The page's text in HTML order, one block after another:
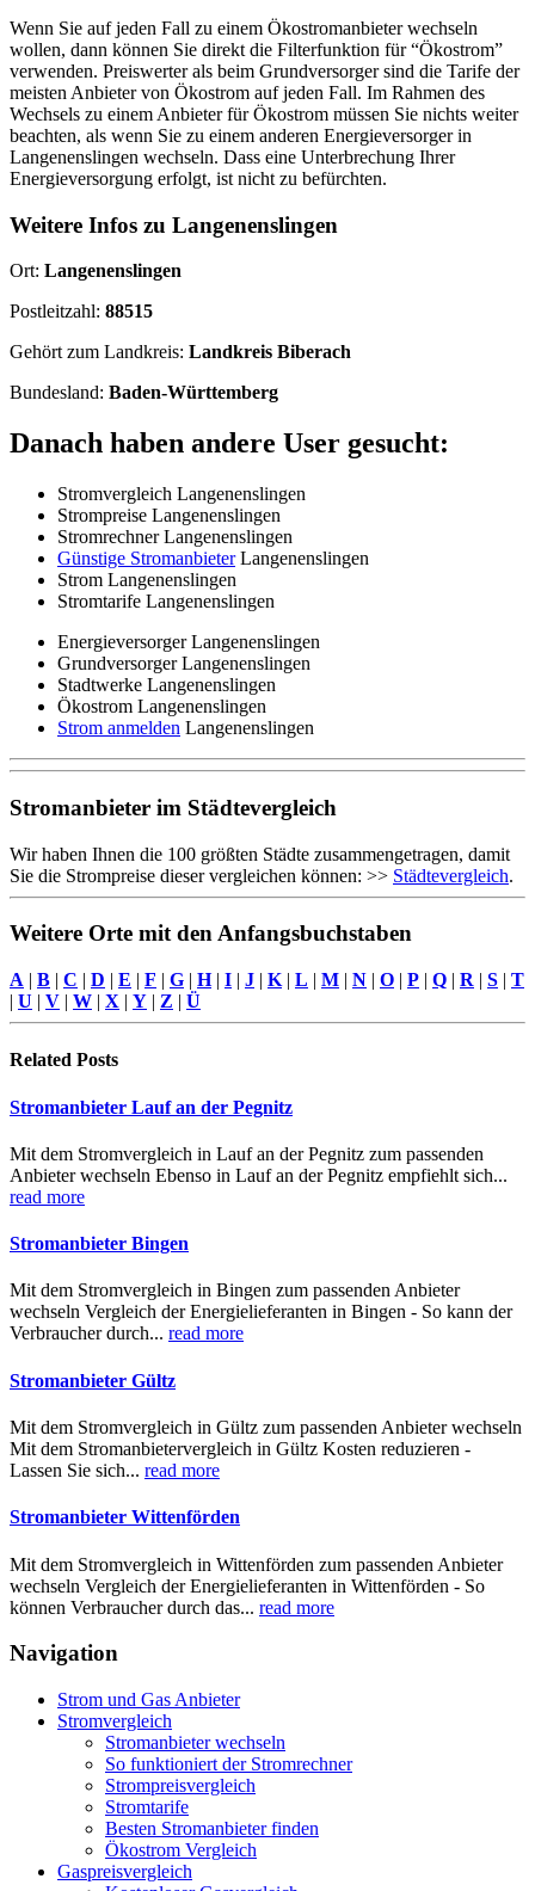
Wenn Sie auf jeden Fall zu einem Ökostromanbieter wechseln
wollen, dann können Sie direkt die Filterfunktion für “Ökostrom”
verwenden. Preiswerter als beim Grundversorger sind die Tarife der
meisten Anbieter von Ökostrom auf jeden Fall. Im Rahmen des
Wechsels zu einem Anbieter für Ökostrom müssen Sie nichts weiter
beachten, als wenn Sie zu einem anderen Energieversorger in
Langenenslingen wechseln. Dass eine Unterbrechung Ihrer
Energieversorgung erfolgt, ist nicht zu befürchten.
Weitere Infos zu Langenenslingen
Ort: Langenenslingen
Postleitzahl: 88515
Gehört zum Landkreis: Landkreis Biberach
Bundesland: Baden-Württemberg
Danach haben andere User gesucht:
Stromvergleich Langenenslingen
Strompreise Langenenslingen
Stromrechner Langenenslingen
Günstige StromanbieterLangenenslingen
Strom Langenenslingen
Stromtarife Langenenslingen
Energieversorger Langenenslingen
Grundversorger Langenenslingen
Stadtwerke Langenenslingen
Ökostrom Langenenslingen
Strom anmelden Langenenslingen
Stromanbieter im Städtevergleich
Wir haben Ihnen die 100 größten Städte zusammengetragen, damit
Sie die Strompreise dieser vergleichen können: >> Städtevergleich.
Weitere Orte mit den Anfangsbuchstaben
A | B | C | D | E | F | G | H| I | J | K | L | M | N | O | P | Q | R | S | T
| U | V | W | X | Y | Z | Ü
Related Posts
Stromanbieter Lauf an der Pegnitz
Mit dem Stromvergleich in Lauf an der Pegnitz zum passenden
Anbieter wechseln Ebenso in Lauf an der Pegnitz empfiehlt sich...
read more
Stromanbieter Bingen
Mit dem Stromvergleich in Bingen zum passenden Anbieter
wechseln Vergleich der Energielieferanten in Bingen - So kann der
Verbraucher durch... read more
Stromanbieter Gültz
Mit dem Stromvergleich in Gültz zum passenden Anbieter wechseln
Mit dem Stromanbietervergleich in Gültz Kosten reduzieren -
Lassen Sie sich... read more
Stromanbieter Wittenförden
Mit dem Stromvergleich in Wittenförden zum passenden Anbieter
wechseln Vergleich der Energielieferanten in Wittenförden - So
können Verbraucher durch das... read more
Navigation
Strom und Gas Anbieter
Stromvergleich
Stromanbieter wechseln
So funktioniert der Stromrechner
Strompreisvergleich
Stromtarife
Besten Stromanbieter finden
Ökostrom Vergleich
Gaspreisvergleich